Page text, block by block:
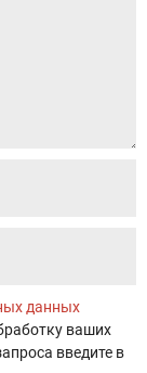
данных
ваших
введите в